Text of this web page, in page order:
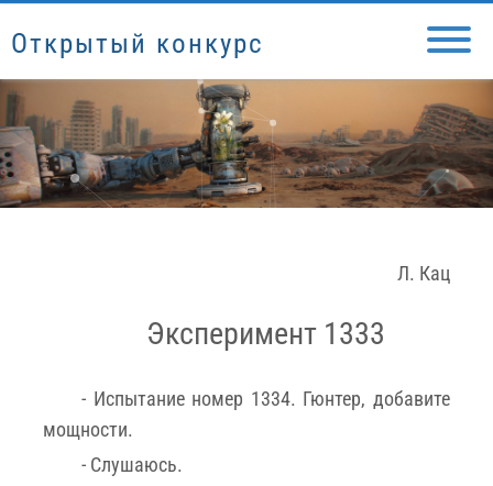
Открытый конкурс
Л. Кац
Эксперимент 1333
- Испытание номер 1334. Гюнтер, добавите
мощности.
- Слушаюсь.